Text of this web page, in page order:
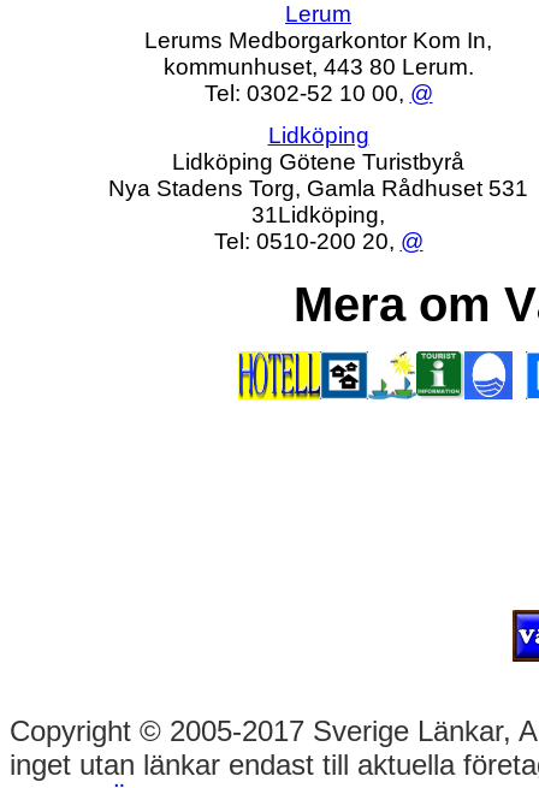
Lerum
Lerums Medborgarkontor Kom In,
kommunhuset, 443 80 Lerum.
Tel: 0302-52 10 00, @
Lidköping
Lidköping Götene Turistbyrå
Nya Stadens Torg, Gamla Rådhuset 531
31Lidköping,
Tel: 0510-200 20, @
Mera om
Copyright © 2005-2017 Sverige Länkar,
inget utan länkar endast till aktuella